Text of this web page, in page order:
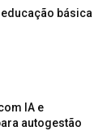
básica
IA e
autogestão